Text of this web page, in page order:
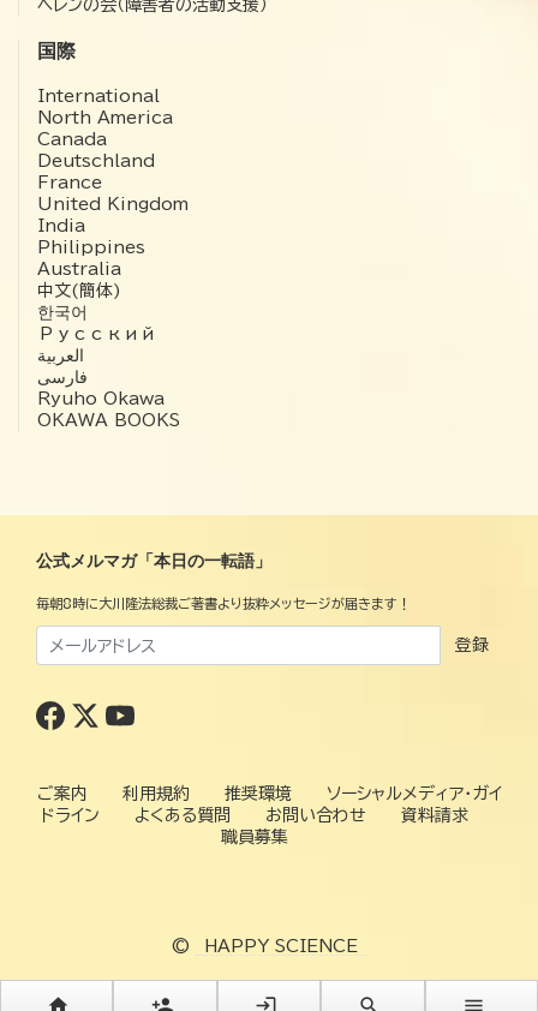
ヘレンの会（障害者の活動支援）
国際
International
North America
Canada
Deutschland
France
United Kingdom
India
Philippines
Australia
中文(簡体)
한국어
Русский
العربية‏
فارسی
Ryuho Okawa
OKAWA BOOKS
公式メルマガ「本日の一転語」
毎朝8時に大川隆法総裁ご著書より抜粋メッセージが届きます！
登録
ご案内 利用規約 推奨環境
ソーシャルメディア・ガイ
ドライン
よくある質問 お問い合わせ
資料請求
職員募集
© HAPPY SCIENCE
home person_add login search menu